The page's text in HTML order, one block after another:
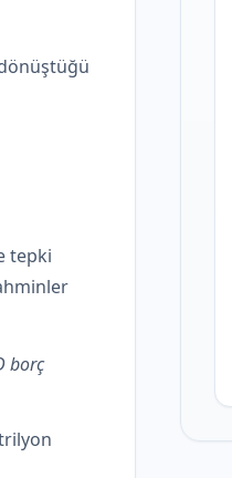
tepki
borç